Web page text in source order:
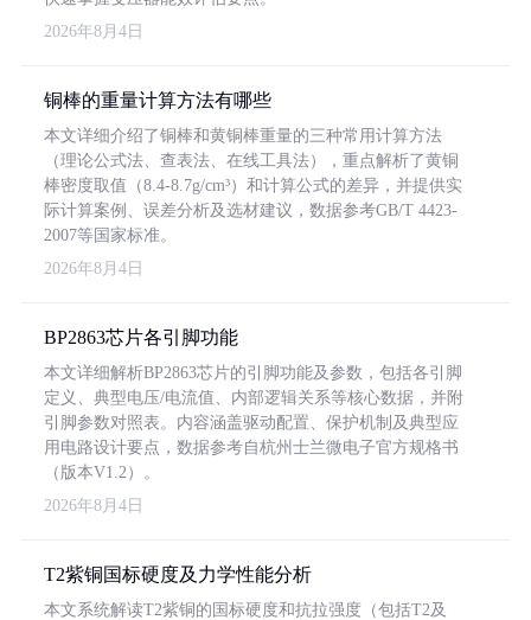
2026年8月4日
铜棒的重量计算方法有哪些
本文详细介绍了铜棒和黄铜棒重量的三种常用计算方法
（理论公式法、查表法、在线工具法），重点解析了黄铜
棒密度取值（8.4-8.7g/cm³）和计算公式的差异，并提供实
际计算案例、误差分析及选材建议，数据参考GB/T 4423-
2007等国家标准。
2026年8月4日
BP2863芯片各引脚功能
本文详细解析BP2863芯片的引脚功能及参数，包括各引脚
定义、典型电压/电流值、内部逻辑关系等核心数据，并附
引脚参数对照表。内容涵盖驱动配置、保护机制及典型应
用电路设计要点，数据参考自杭州士兰微电子官方规格书
（版本V1.2）。
2026年8月4日
T2紫铜国标硬度及力学性能分析
本文系统解读T2紫铜的国标硬度和抗拉强度（包括T2及